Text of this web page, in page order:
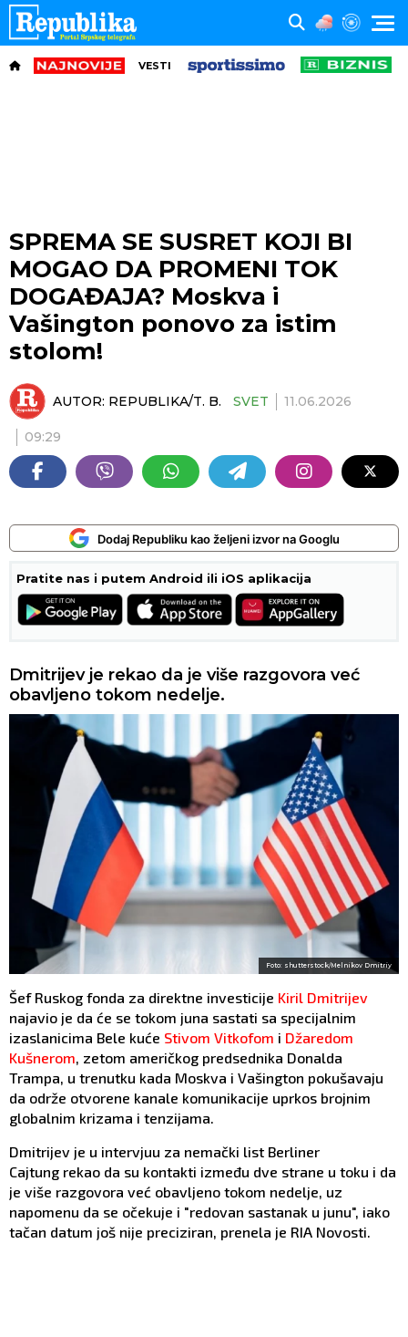
VESTI
SPREMA SE SUSRET KOJI BI
MOGAO DA PROMENI TOK
DOGAĐAJA? Moskva i
Vašington ponovo za istim
stolom!
AUTOR: REPUBLIKA/T. B. SVET 11.06.2026
09:29
Dodaj Republiku kao željeni izvor na Googlu
Pratite nas i putem Android ili iOS aplikacija
Dmitrijev je rekao da je više razgovora već
obavljeno tokom nedelje.
Foto: shutterstock/Melnikov Dmitriy
Šef Ruskog fonda za direktne investicije Kiril Dmitrijev
najavio je da će se tokom juna sastati sa specijalnim
izaslanicima Bele kuće Stivom Vitkofom i Džaredom
Kušnerom, zetom američkog predsednika Donalda
Trampa, u trenutku kada Moskva i Vašington pokušavaju
da održe otvorene kanale komunikacije uprkos brojnim
globalnim krizama i tenzijama.
Dmitrijev je u intervjuu za nemački list Berliner
Cajtung rekao da su kontakti između dve strane u toku i da
je više razgovora već obavljeno tokom nedelje, uz
napomenu da se očekuje i "redovan sastanak u junu", iako
tačan datum još nije preciziran, prenela je RIA Novosti.